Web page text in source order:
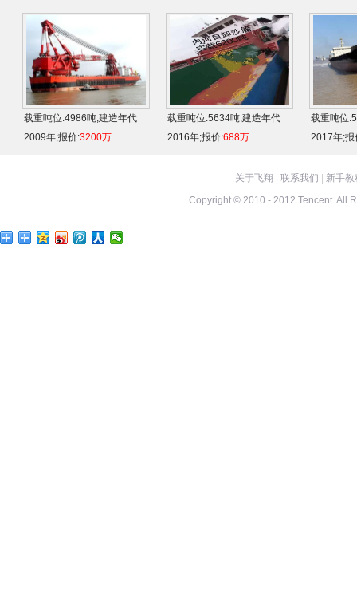
载重吨位:4986吨;建造年代
2009年;报价:3200万
载重吨位:5634吨;建造年代
2016年;报价:688万
载重吨位
2017年;报
关于飞翔 联系我们
新手教
Copyright © 2010 - 2012 Tencent. All